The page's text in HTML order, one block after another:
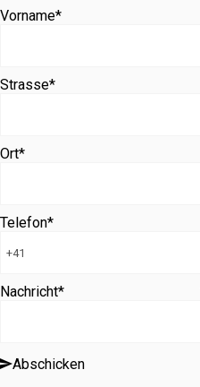
Vorname*
Strasse*
Ort*
Telefon*
Nachricht*
Abschicken